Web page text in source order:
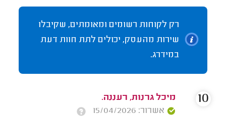
רק לקוחות רשומים ומאומתים, שקיבלו
שירות מהעסק, יכולים לתת חוות דעת
במידרג.
מיכל גרנות, רעננה.
אשרור: 15/04/2026
10